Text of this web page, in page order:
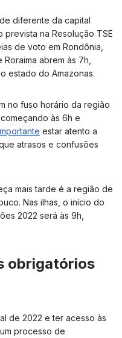
diferente da capital
na Resolução TSE
de voto em Rondônia,
abrem às 7h,
estado do Amazonas.
no fuso horário da região
às 6h e
estar atento a
atrasos e confusões
mais tarde é a região de
Nas ilhas, o início do
2022 será às 9h,
obrigatórios
de 2022 e ter acesso às
processo de